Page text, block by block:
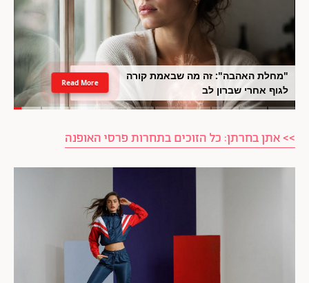
"מחלת האהבה": זה מה שבאמת קורה
לגוף אחרי שברון לב
Read More
>> אתן בחרתן: כל הזוכים בתחרות פרסי האופנה